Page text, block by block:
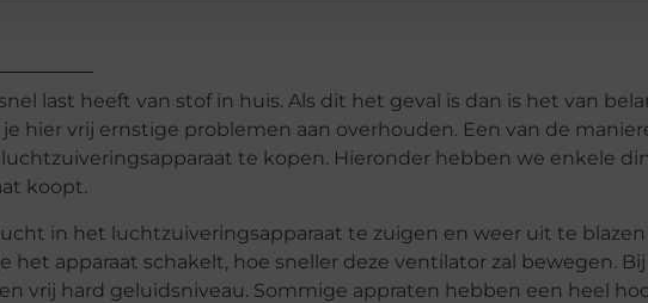
last heeft van stof in huis. Als dit het geval is dan is het van
hier vrij ernstige problemen aan overhouden. Een van de
te kopen. Hieronder hebben we enkele
koopt.
in het luchtzuiveringsapparaat te zuigen en weer uit te
het apparaat schakelt, hoe sneller deze ventilator zal bewegen. Bij
vrij hard geluidsniveau. Sommige appraten hebben een heel